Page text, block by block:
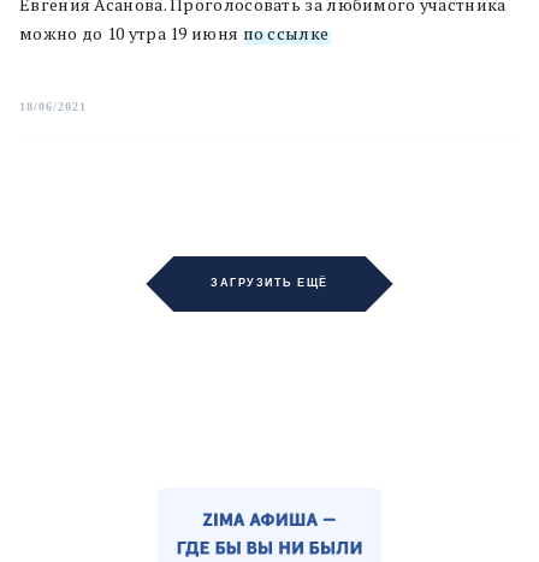
можно до 10 утра 19 июня по ссылке.
18/06/2021
ЗАГРУЗИТЬ ЕЩЁ